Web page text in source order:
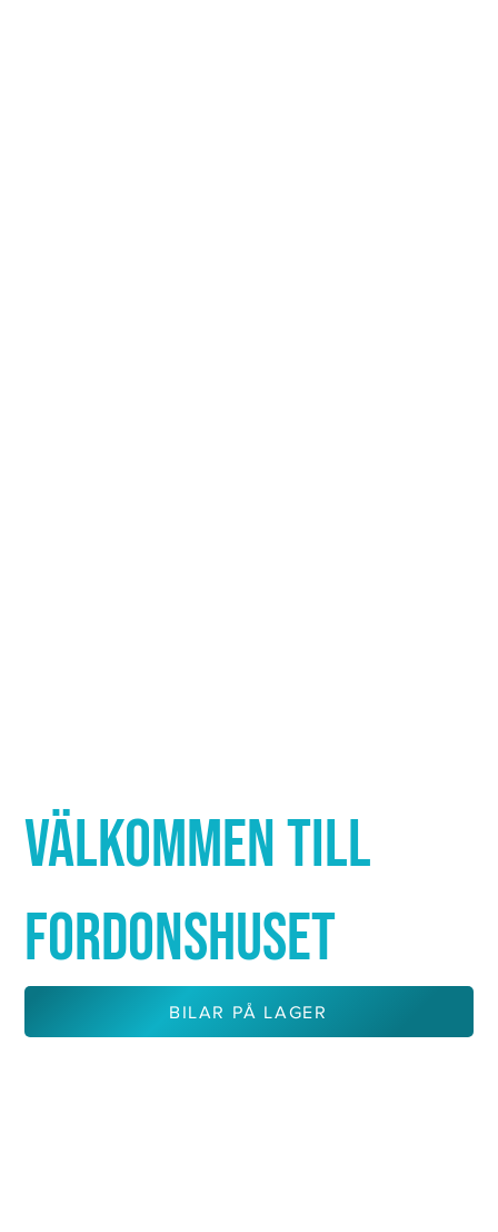
VÄLKOMMEN TILL
FORDONSHUSET
BILAR PÅ LAGER